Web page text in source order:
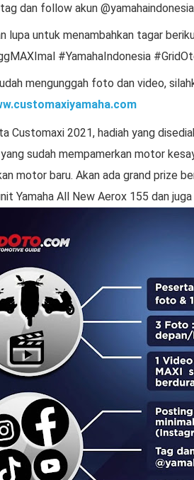
dan follow akun
lupa untuk menambahkan tagar
#YamahaIndonesia
mengunggah foto dan video,
Customaxi 2021, hadiah yang
sudah mempamerkan motor
motor baru. Akan ada grand prize
Yamaha All New Aerox 155 dan